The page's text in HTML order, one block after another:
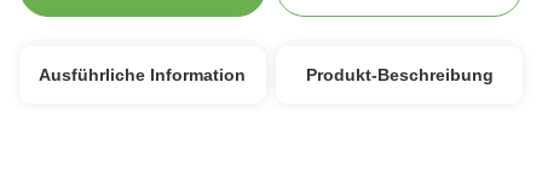
Ausführliche Information Produkt-Beschreibung